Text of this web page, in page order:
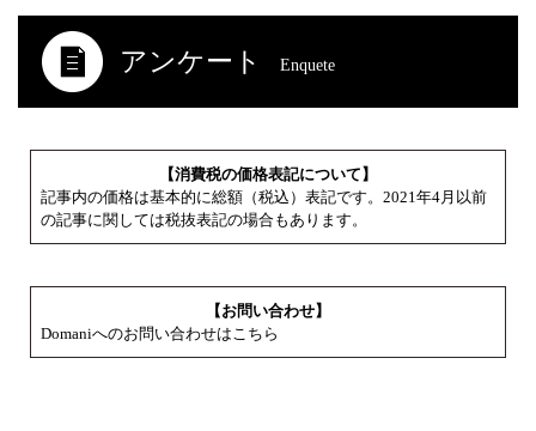
アンケート Enquete
【消費税の価格表記について】
記事内の価格は基本的に総額（税込）表記です。2021年4月以前
の記事に関しては税抜表記の場合もあります。
【お問い合わせ】
Domaniへのお問い合わせはこちら